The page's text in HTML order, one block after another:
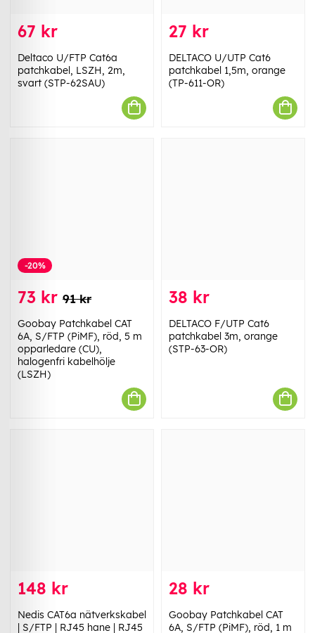
67 kr
Deltaco U/FTP Cat6a
patchkabel, LSZH, 2m,
svart (STP-62SAU)
27 kr
DELTACO U/UTP Cat6
patchkabel 1,5m, orange
(TP-611-OR)
-20%
73 kr 91 kr
Goobay Patchkabel CAT
6A, S/FTP (PiMF), röd, 5 m
opparledare (CU),
halogenfri kabelhölje
(LSZH)
38 kr
DELTACO F/UTP Cat6
patchkabel 3m, orange
(STP-63-OR)
148 kr
Nedis CAT6a nätverkskabel
| S/FTP | RJ45 hane | RJ45
28 kr
Goobay Patchkabel CAT
6A, S/FTP (PiMF), röd, 1 m